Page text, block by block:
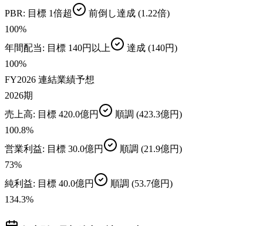
PBR: 目標 1倍超 前倒し達成 (1.22倍)
100%
年間配当: 目標 140円以上 達成 (140円)
100%
FY2026 連結業績予想
2026期
売上高: 目標 420.0億円 順調 (423.3億円)
100.8%
営業利益: 目標 30.0億円 順調 (21.9億円)
73%
純利益: 目標 40.0億円 順調 (53.7億円)
134.3%